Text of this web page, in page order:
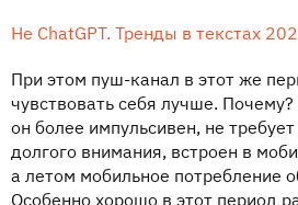
Не ChatGPT. Тренды в текстах
При этом пуш-канал в этот же
чувствовать себя лучше.
он более импульсивен, не
долгого внимания, встроен в
а летом мобильное потребление
Особенно хорошо в этот период